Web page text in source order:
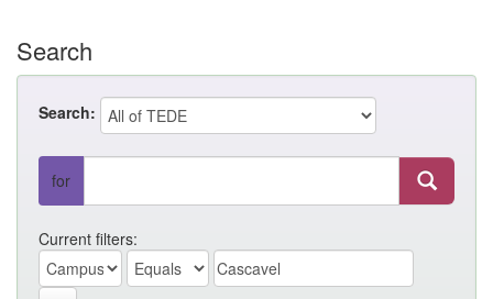
Search
Search:
for
Current filters: